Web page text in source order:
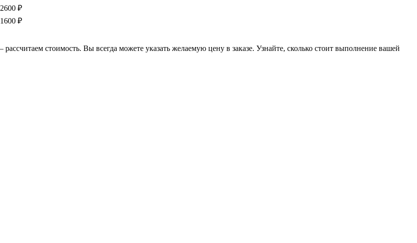
2600 ₽
1600 ₽
стоимость. Вы всегда можете указать желаемую цену в заказе. Узнайте, сколько стоит выполнение вашей